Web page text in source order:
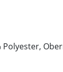
Polyester,